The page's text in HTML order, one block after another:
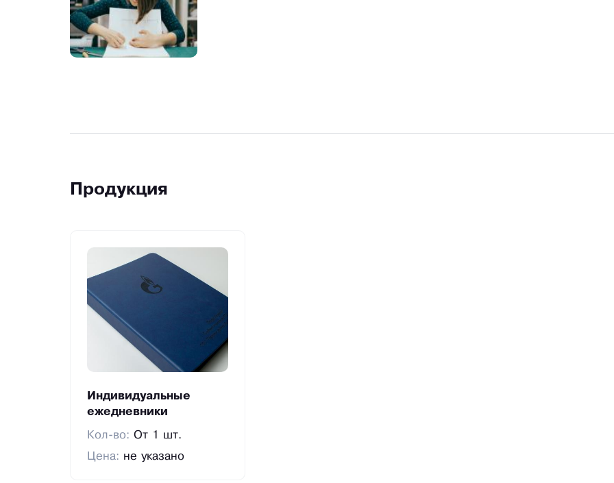
Продукция
Индивидуальные
ежедневники
Кол-во:От 1 шт.
Цена: не указано